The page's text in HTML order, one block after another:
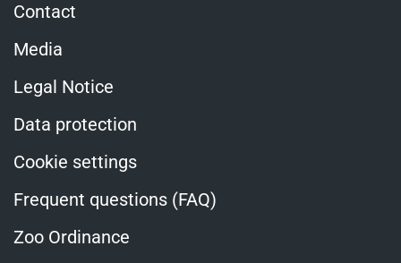
Contact
Media
Legal Notice
Data protection
Cookie settings
Frequent questions (FAQ)
Zoo Ordinance